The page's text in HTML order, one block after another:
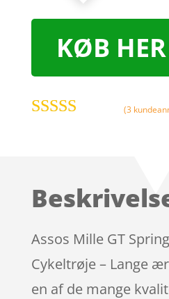
KØB HER
kundebed
(3
Assos Mille GT
Cykeltrøje – Lange
en af de mange